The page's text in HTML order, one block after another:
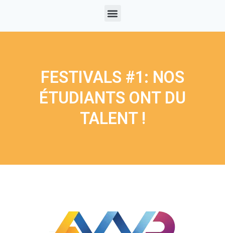
FESTIVALS #1: NOS
ÉTUDIANTS ONT DU
TALENT !